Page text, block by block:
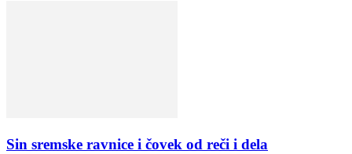
Sin sremske ravnice i čovek od reči i dela